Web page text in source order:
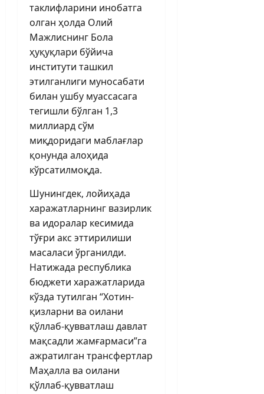
таклифларини инобатга
олган ҳолда Олий
Мажлиснинг Бола
ҳуқуқлари бўйича
институти ташкил
этилганлиги муносабати
билан ушбу муассасага
тегишли бўлган 1,3
миллиард сўм
миқдоридаги маб­лағлар
қонунда алоҳида
кўрсатилмоқда.
Шунингдек, лойиҳада
харажатларнинг вазирлик
ва идоралар кесимида
тўғри акс эттирилиши
масаласи ўрганилди.
Натижада республика
бюджети харажатларида
кўзда тутилган “Хотин-
қизларни ва оилани
қўллаб-қувватлаш давлат
мақсадли жамғармаси”га
ажратилган трансфертлар
Маҳалла ва оилани
қўллаб-қувватлаш